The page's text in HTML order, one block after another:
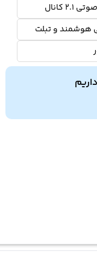
کانال
هوشمند و تبلت